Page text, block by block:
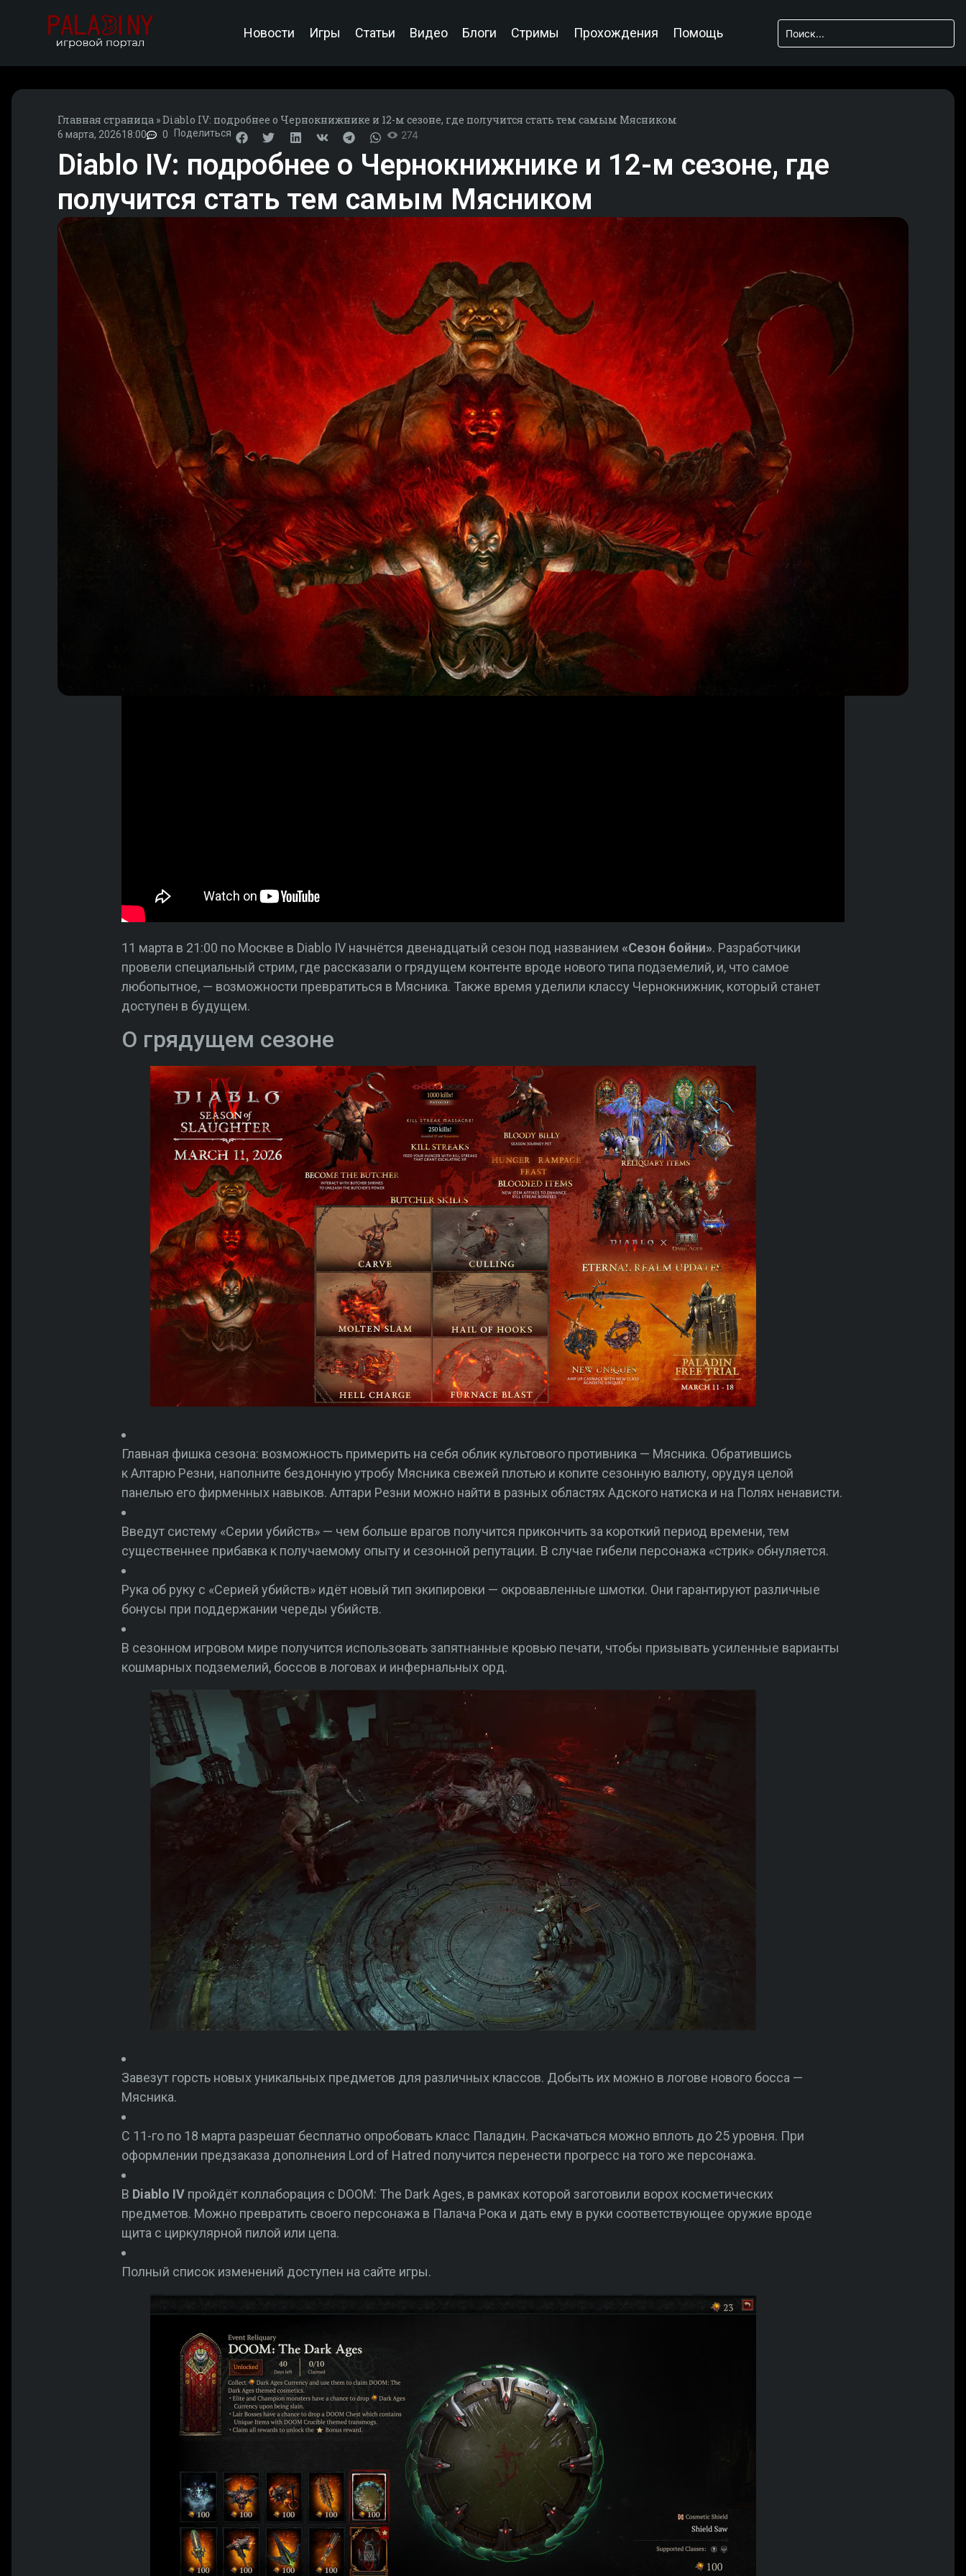
Новости Игры Статьи Видео Блоги Стримы Прохождения Помощь
Главная страница »Diablo IV: подробнее о Чернокнижнике и 12-м сезоне, где получится стать тем самым Мясником
6 марта, 202618:00 0 Поделиться 274
Diablo IV: подробнее о Чернокнижнике и 12-м сезоне, где
получится стать тем самым Мясником
11 марта в 21:00 по Москве в Diablo IV начнётся двенадцатый сезон под названием «Сезон бойни». Разработчики
провели специальный стрим, где рассказали о грядущем контенте вроде нового типа подземелий, и, что самое
любопытное, — возможности превратиться в Мясника. Также время уделили классу Чернокнижник, который станет
доступен в будущем.
О грядущем сезоне
Главная фишка сезона: возможность примерить на себя облик культового противника — Мясника. Обратившись
к Алтарю Резни, наполните бездонную утробу Мясника свежей плотью и копите сезонную валюту, орудуя целой
панелью его фирменных навыков. Алтари Резни можно найти в разных областях Адского натиска и на Полях ненависти.
Введут систему «Серии убийств» — чем больше врагов получится прикончить за короткий период времени, тем
существеннее прибавка к получаемому опыту и сезонной репутации. В случае гибели персонажа «стрик» обнуляется.
Рука об руку с «Серией убийств» идёт новый тип экипировки — окровавленные шмотки. Они гарантируют различные
бонусы при поддержании череды убийств.
В сезонном игровом мире получится использовать запятнанные кровью печати, чтобы призывать усиленные варианты
кошмарных подземелий, боссов в логовах и инфернальных орд.
Завезут горсть новых уникальных предметов для различных классов. Добыть их можно в логове нового босса —
Мясника.
С 11-го по 18 марта разрешат бесплатно опробовать класс Паладин. Раскачаться можно вплоть до 25 уровня. При
оформлении предзаказа дополнения Lord of Hatred получится перенести прогресс на того же персонажа.
В Diablo IVпройдёт коллаборация с DOOM: The Dark Ages, в рамках которой заготовили ворох косметических
предметов. Можно превратить своего персонажа в Палача Рока и дать ему в руки соответствующее оружие вроде
щита с циркулярной пилой или цепа.
Полный список изменений доступен на сайте игры.